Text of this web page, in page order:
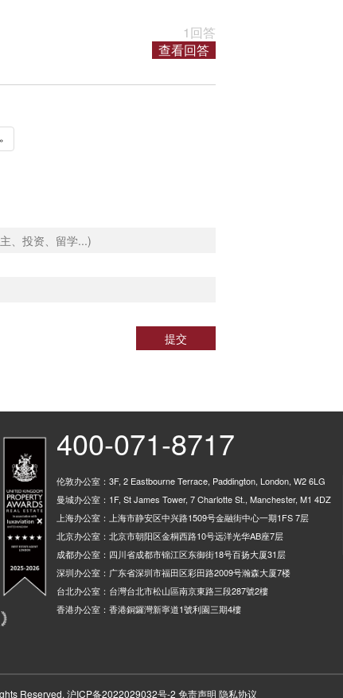
1回答
查看回答
»
提交
400-071-8717
伦敦办公室：3F, 2 Eastbourne Terrace, Paddington, London, W2 6LG
曼城办公室：1F, St James Tower, 7 Charlotte St., Manchester, M1 4DZ
上海办公室：上海市静安区中兴路1509号金融街中心一期1FS 7层
北京办公室：北京市朝阳区金桐西路10号远洋光华AB座7层
成都办公室：四川省成都市锦江区东御街18号百扬大厦31层
深圳办公室：广东省深圳市福田区彩田路2009号瀚森大厦7楼
台北办公室：台灣台北市松山區南京東路三段287號2樓
香港办公室：香港銅鑼灣新寧道1號利園三期4樓
Reserved. 沪ICP备2022029032号-2 免责声明 隐私协议